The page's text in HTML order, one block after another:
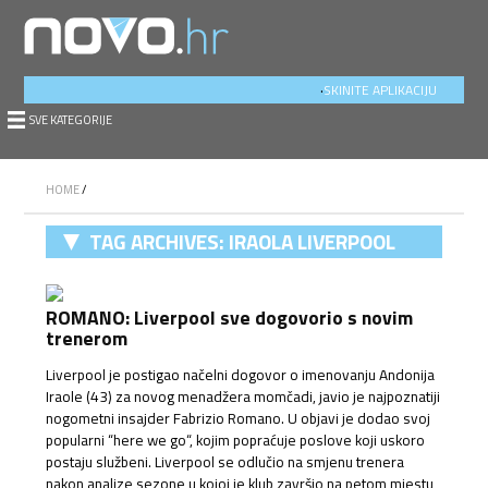
SKINITE APLIKACIJU
.
SVE KATEGORIJE
HOME/
TAG ARCHIVES: IRAOLA LIVERPOOL
ROMANO: Liverpool sve dogovorio s novim
trenerom
Liverpool je postigao načelni dogovor o imenovanju Andonija
Iraole (43) za novog menadžera momčadi, javio je najpoznatiji
nogometni insajder Fabrizio Romano. U objavi je dodao svoj
popularni “here we go“, kojim popraćuje poslove koji uskoro
postaju službeni. Liverpool se odlučio na smjenu trenera
nakon analize sezone u kojoj je klub završio na petom mjestu